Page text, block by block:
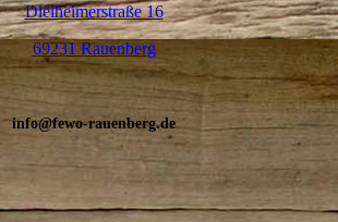
Dielheimerstraße 16
69231 Rauenberg
info@fewo-rauenberg.de